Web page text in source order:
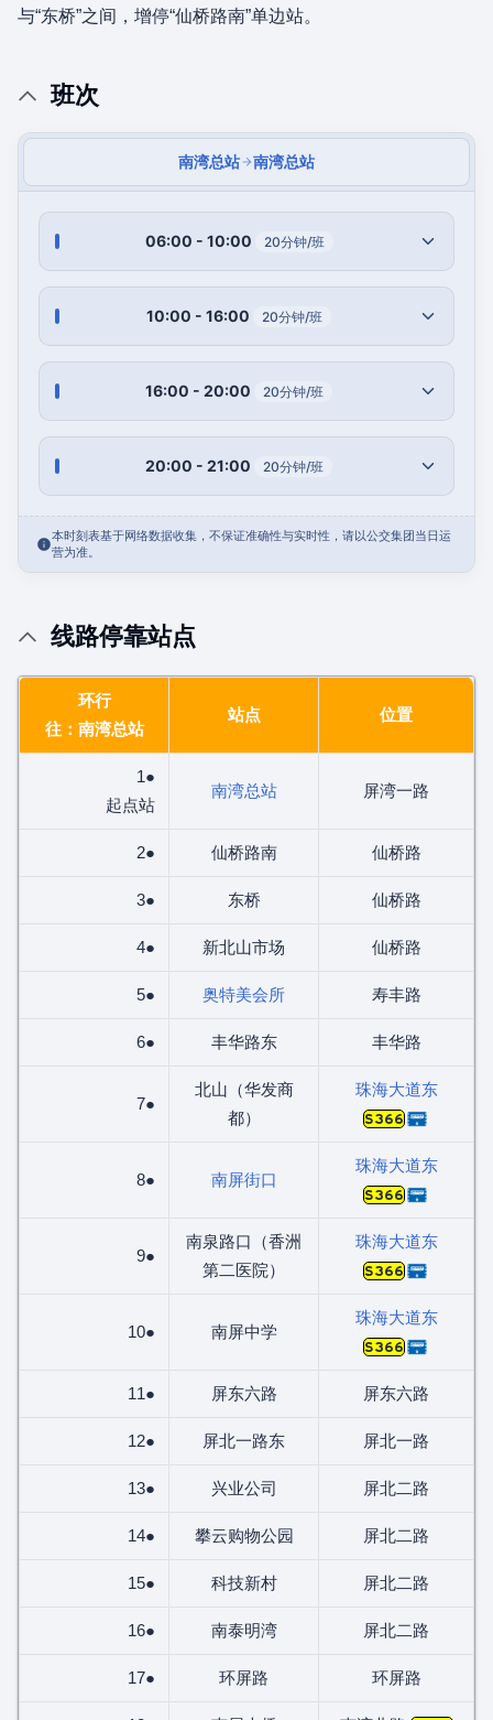
与“东桥”之间，增停“仙桥路南”单边站。
班次
南湾总站 南湾总站
06:00 - 10:00 20分钟/班
10:00 - 16:00 20分钟/班
16:00 - 20:00 20分钟/班
20:00 - 21:00 20分钟/班
本时刻表基于网络数据收集，不保证准确性与实时性，请以公交集团当日运
营为准。
线路停靠站点
环行
往：南湾总站
站点 位置
1●
起点站
南湾总站 屏湾一路
2● 仙桥路南 仙桥路
3● 东桥 仙桥路
4● 新北山市场 仙桥路
5● 奥特美会所 寿丰路
6● 丰华路东 丰华路
7●
北山（华发商
都）
珠海大道东
S366
8● 南屏街口
珠海大道东
S366
9●
南泉路口（香洲
第二医院）
珠海大道东
S366
10● 南屏中学
珠海大道东
S366
11● 屏东六路 屏东六路
12● 屏北一路东 屏北一路
13● 兴业公司 屏北二路
14● 攀云购物公园 屏北二路
15● 科技新村 屏北二路
16● 南泰明湾 屏北二路
17● 环屏路 环屏路